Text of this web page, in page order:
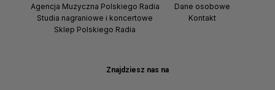
Znajdziesz nas na
Agencja Muzyczna Polskiego Radia
Studia nagraniowe i koncertowe
Sklep Polskiego Radia
Dane osobowe
Kontakt